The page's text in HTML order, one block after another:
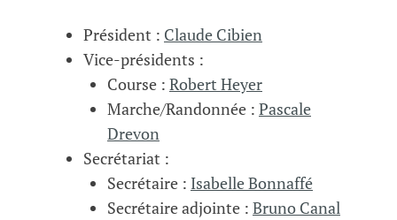
Président : Claude Cibien
Vice-présidents :
Course : Robert Heyer
Marche/Randonnée : Pascale
Drevon
Secrétariat :
Secrétaire : Isabelle Bonnaffé
Secrétaire adjointe : Bruno Canal